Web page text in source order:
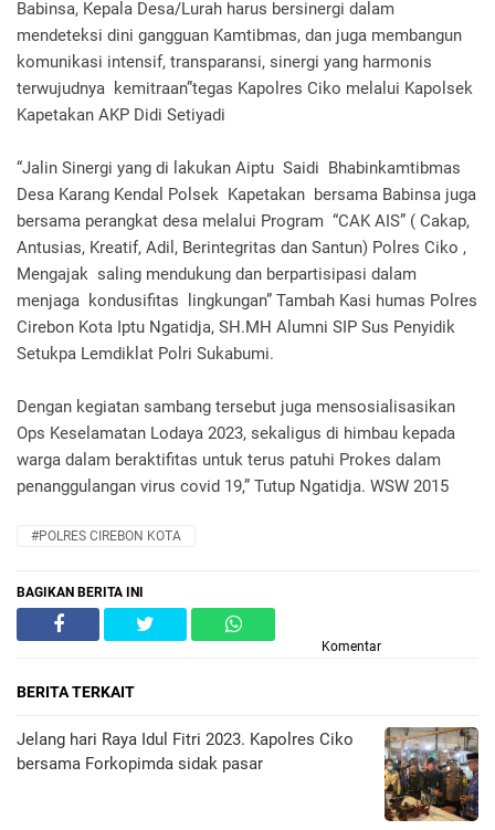
Babinsa, Kepala Desa/Lurah harus bersinergi dalam
mendeteksi dini gangguan Kamtibmas, dan juga membangun
komunikasi intensif, transparansi, sinergi yang harmonis
terwujudnya kemitraan”tegas Kapolres Ciko melalui Kapolsek
Kapetakan AKP Didi Setiyadi
“Jalin Sinergi yang di lakukan Aiptu Saidi Bhabinkamtibmas
Desa Karang Kendal Polsek Kapetakan bersama Babinsa juga
bersama perangkat desa melalui Program “CAK AIS” ( Cakap,
Antusias, Kreatif, Adil, Berintegritas dan Santun) Polres Ciko ,
Mengajak saling mendukung dan berpartisipasi dalam
menjaga kondusifitas lingkungan” Tambah Kasi humas Polres
Cirebon Kota Iptu Ngatidja, SH.MH Alumni SIP Sus Penyidik
Setukpa Lemdiklat Polri Sukabumi.
Dengan kegiatan sambang tersebut juga mensosialisasikan
Ops Keselamatan Lodaya 2023, sekaligus di himbau kepada
warga dalam beraktifitas untuk terus patuhi Prokes dalam
penanggulangan virus covid 19,” Tutup Ngatidja. WSW 2015
#POLRES CIREBON KOTA
BAGIKAN BERITA INI
Komentar
BERITA TERKAIT
Jelang hari Raya Idul Fitri 2023. Kapolres Ciko
bersama Forkopimda sidak pasar